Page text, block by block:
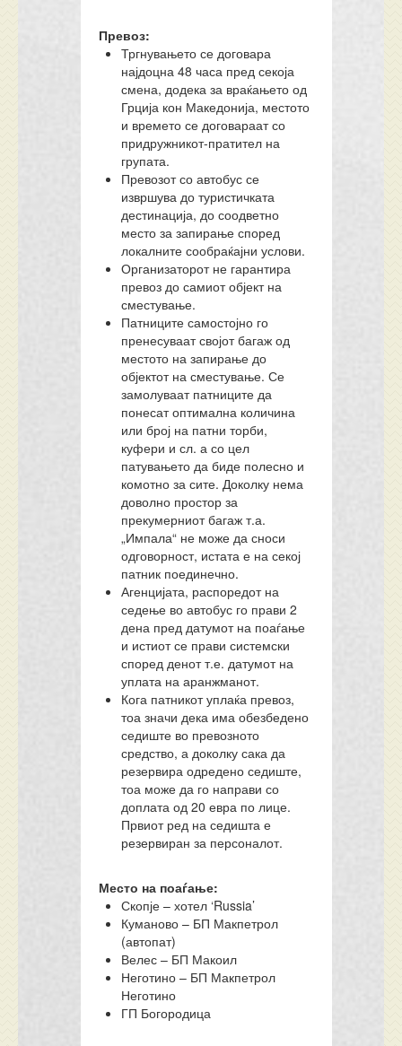
Превоз:
Тргнувањето се договара
најдоцна 48 часа пред секоја
смена, додека за враќањето од
Грција кон Македонија, местото
и времето се договараат со
придружникот-пратител на
групата.
Превозот со автобус се
извршува до туристичката
дестинација, до соодветно
место за запирање според
локалните сообраќајни услови.
Организаторот не гарантира
превоз до самиот објект на
сместување.
Патниците самостојно го
пренесуваат својот багаж од
местото на запирање до
објектот на сместување. Се
замолуваат патниците да
понесат оптимална количина
или број на патни торби,
куфери и сл. а со цел
патувањето да биде полесно и
комотно за сите. Доколку нема
доволно простор за
прекумерниот багаж т.а.
„Импала“ не може да сноси
одговорност, истата е на секој
патник поединечно.
Агенцијата, распоредот на
седење во автобус го прави 2
дена пред датумот на поаѓање
и истиот се прави системски
според денот т.е. датумот на
уплата на аранжманот.
Кога патникот уплаќа превоз,
тоа значи дека има обезбедено
седиште во превозното
средство, а доколку сака да
резервира одредено седиште,
тоа може да го направи со
доплата од 20 евра по лице.
Првиот ред на седишта е
резервиран за персоналот.
Место на поаѓање:
Скопје – хотел ‘Russia’
Куманово – БП Макпетрол
(автопат)
Велес – БП Макоил
Неготино – БП Макпетрол
Неготино
ГП Богородица